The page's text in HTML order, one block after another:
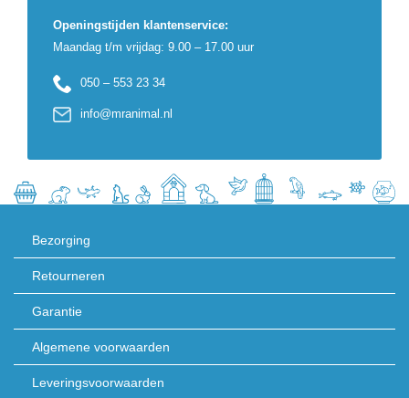
Openingstijden klantenservice:
Maandag t/m vrijdag: 9.00 – 17.00 uur
050 – 553 23 34
info@mranimal.nl
Bezorging
Retourneren
Garantie
Algemene voorwaarden
Leveringsvoorwaarden